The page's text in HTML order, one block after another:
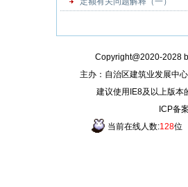
Copyright@2020-2028
主办：自治区建筑业发展中
建议使用IE8及以上版本
ICP备
当前在线人数:128位